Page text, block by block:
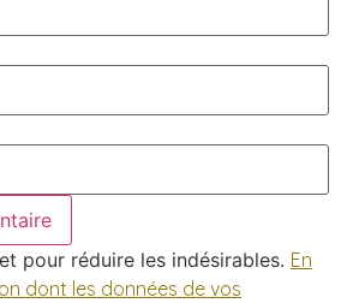
pour réduire les indésirables. En
dont les données de vos